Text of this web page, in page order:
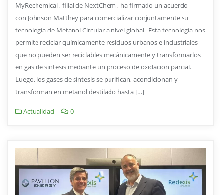
MyRechemical , filial de NextChem , ha firmado un acuerdo
con Johnson Matthey para comercializar conjuntamente su
tecnología de Metanol Circular a nivel global . Esta tecnología nos
permite reciclar químicamente residuos urbanos e industriales
que no pueden ser reciclables mecánicamente y transformarlos
en gas de síntesis mediante un proceso de oxidación parcial.
Luego, los gases de síntesis se purifican, acondicionan y
transforman en metanol destilado hasta […]
Actualidad 0